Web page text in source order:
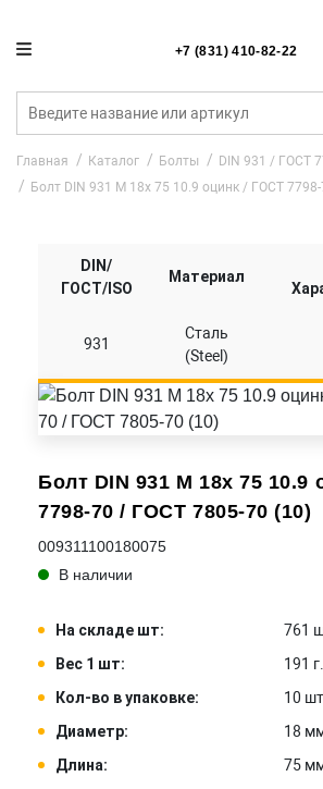
+7 (831) 410-82-22
Главная Каталог Болты
DIN 931 / ГОСТ
Болт DIN 931 M 18x 75 10.9 оцинк / ГОСТ
Болт DIN 931 M 18x 75 10.9
7798-70 / ГОСТ 7805-70 (10)
009311100180075
В наличии
На складе шт:
761
Вес 1 шт:
191 г.
Кол-во в упаковке:
10 шт.
Диаметр:
18
Длина:
75
DIN/
ГОСТ/ISO
Материал
931
Сталь
(Steel)